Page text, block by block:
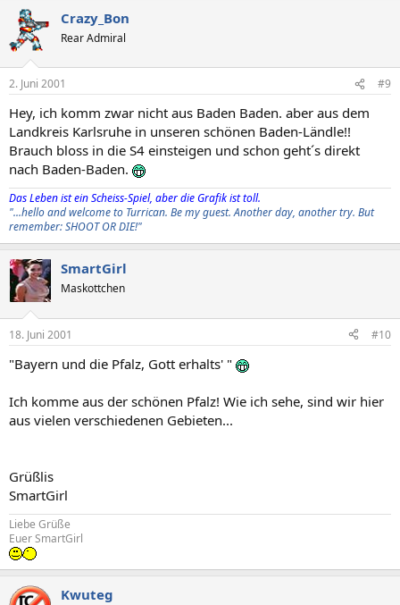
Crazy_Bon
Rear Admiral
2. Juni 2001 #9
Hey, ich komm zwar nicht aus Baden Baden. aber aus dem
Landkreis Karlsruhe in unseren schönen Baden-Ländle!!
Brauch bloss in die S4 einsteigen und schon geht´s direkt
nach Baden-Baden.
Das Leben ist ein Scheiss-Spiel, aber die Grafik ist toll.
"...hello and welcome to Turrican. Be my guest. Another day, another try. But
remember: SHOOT OR DIE!"
SmartGirl
Maskottchen
18. Juni 2001 #10
"Bayern und die Pfalz, Gott erhalts' "
Ich komme aus der schönen Pfalz! Wie ich sehe, sind wir hier
aus vielen verschiedenen Gebieten...
Grüßlis
SmartGirl
Liebe Grüße
Euer SmartGirl
Kwuteg